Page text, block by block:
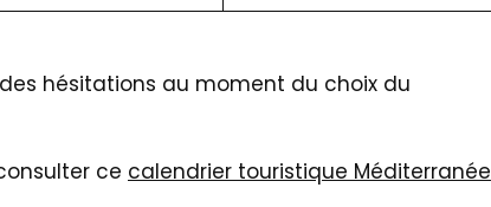
hésitations au moment du choix du
ce calendrier touristique Méditerranée